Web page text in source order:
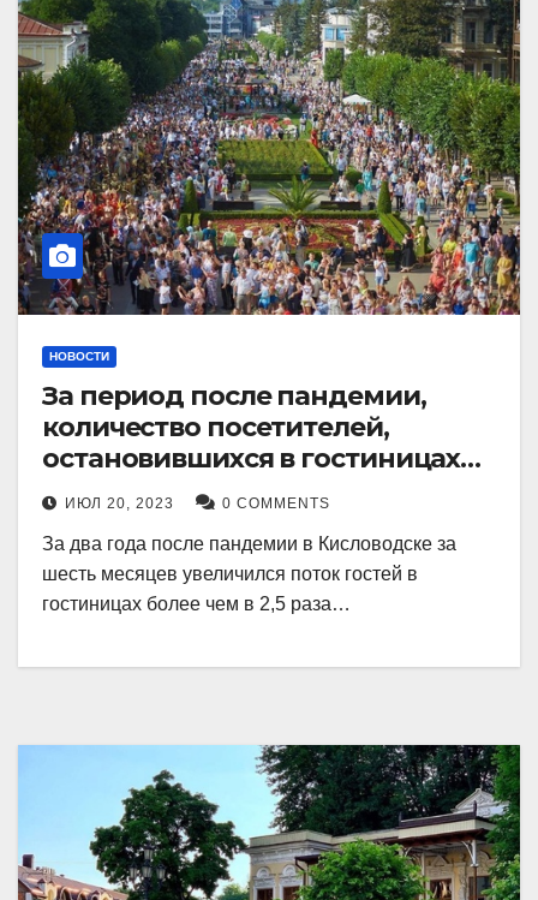
НОВОСТИ
За период после пандемии,
количество посетителей,
остановившихся в гостиницах
Кисловодска, выросло в 2,5 раза.
ИЮЛ 20, 2023 0 COMMENTS
За два года после пандемии в Кисловодске за
шесть месяцев увеличился поток гостей в
гостиницах более чем в 2,5 раза…